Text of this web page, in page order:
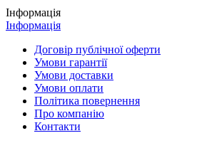
Інформація
Інформація
Договір публічної оферти
Умови гарантії
Умови доставки
Умови оплати
Політика повернення
Про компанію
Контакти